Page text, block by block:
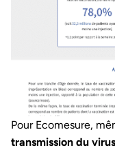
Pour Ecomesure,
transmission du